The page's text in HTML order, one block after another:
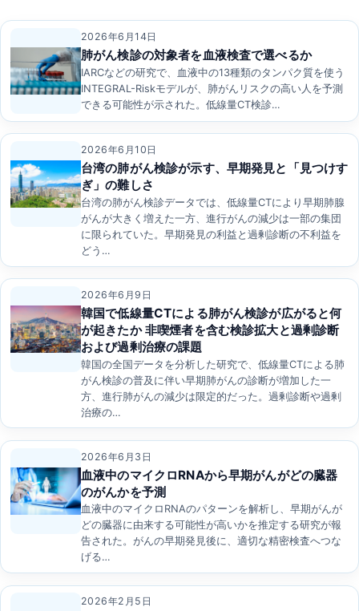
2026年6月14日
肺がん検診の対象者を血液検査で選べるか
IARCなどの研究で、血液中の13種類のタンパク質を使う
INTEGRAL-Riskモデルが、肺がんリスクの高い人を予測
できる可能性が示された。低線量CT検診…
2026年6月10日
台湾の肺がん検診が示す、早期発見と「見つけす
ぎ」の難しさ
台湾の肺がん検診データでは、低線量CTにより早期肺腺
がんが大きく増えた一方、進行がんの減少は一部の集団
に限られていた。早期発見の利益と過剰診断の不利益を
どう…
2026年6月9日
韓国で低線量CTによる肺がん検診が広がると何
が起きたか 非喫煙者を含む検診拡大と過剰診断
および過剰治療の課題
韓国の全国データを分析した研究で、低線量CTによる肺
がん検診の普及に伴い早期肺がんの診断が増加した一
方、進行肺がんの減少は限定的だった。過剰診断や過剰
治療の…
2026年6月3日
血液中のマイクロRNAから早期がんがどの臓器
のがんかを予測
血液中のマイクロRNAのパターンを解析し、早期がんが
どの臓器に由来する可能性が高いかを推定する研究が報
告された。がんの早期発見後に、適切な精密検査へつな
げる…
2026年2月5日